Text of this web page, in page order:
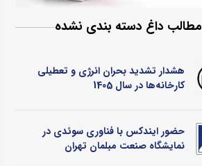
مطالب داغ دسته بندی نشده
هشدار تشدید بحران انرژی و تعطیلی
کارخانه‌ها در سال 1405
حضور ایندکس با فناوری سوئدی در
نمایشگاه صنعت مبلمان تهران